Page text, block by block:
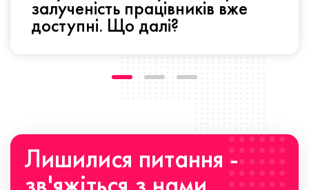
залученість працівників вже
доступні. Що далі?
Лишилися питання -